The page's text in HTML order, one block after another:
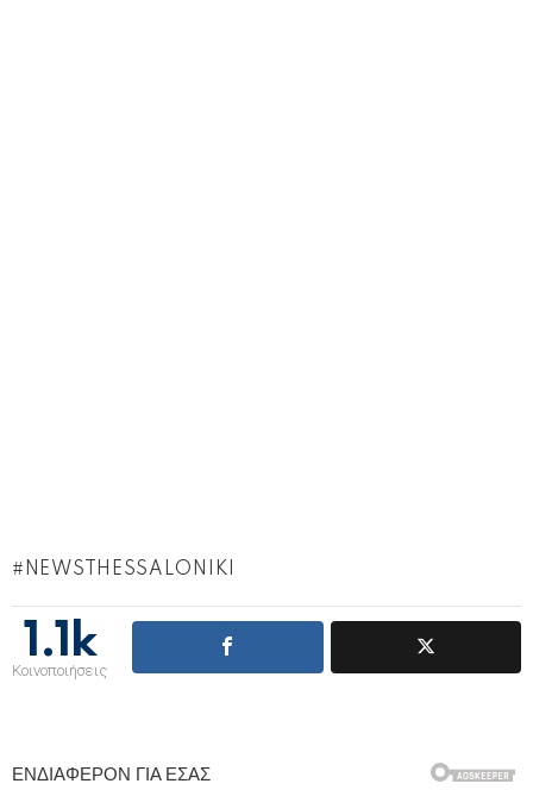
NEWSTHESSALONIKI
1.1k
Κοινοποιήσεις